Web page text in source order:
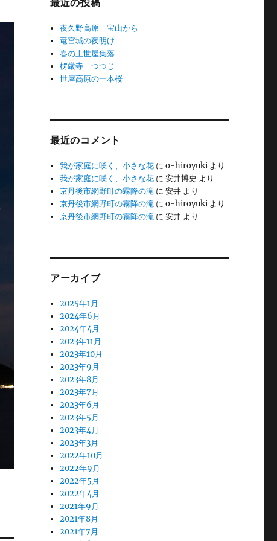
最近の投稿
夜久野高原 宝山から
竜宮城の夜明け
春の上世屋集落
楞厳寺 つつじ
世屋高原の一本桜
最近のコメント
我が家庭に咲く、小さな花 にo-hiroyuki より
我が家庭に咲く、小さな花 に安井博史 より
京丹後市網野町の霧降の滝 に安井 より
京丹後市網野町の霧降の滝 にo-hiroyuki より
京丹後市網野町の霧降の滝 に安井 より
アーカイブ
2025年1月
2024年6月
2024年4月
2023年11月
2023年10月
2023年9月
2023年8月
2023年7月
2023年6月
2023年5月
2023年4月
2023年3月
2022年10月
2022年9月
2022年5月
2022年4月
2021年9月
2021年8月
2021年7月